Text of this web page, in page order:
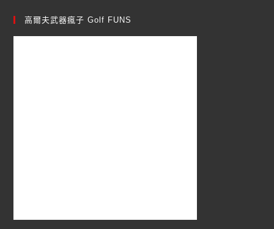
高爾夫武器瘋子 Golf FUNS